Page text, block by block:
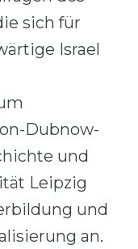
sich für
Israel
Dubnow-
und
Leipzig
und
an.